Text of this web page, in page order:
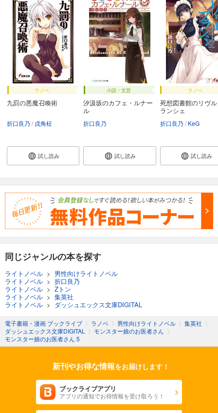
ラノベ
九罰の悪魔召喚術
折口良乃 戌角柾
試し読み
小説・文芸
汐汲坂のカフェ・ルナー
ル
折口良乃
試し読み
ラノベ
死想図書館のリヴ
ランシェ
折口良乃 KeG
試し読み
同じジャンルの本を探す
ライトノベル > 男性向けライトノベル
ライトノベル > 折口良乃
ライトノベル > Zトン
ライトノベル > 集英社
ライトノベル > ダッシュエックス文庫DIGITAL
電子書籍・漫画 ブックライブ 〉 ラノベ 〉 男性向けライトノベル 〉 集英社 〉
ダッシュエックス文庫DIGITAL
〉 モンスター娘のお医者さん 〉
モンスター娘のお医者さん 5
新刊やお得な情報をお届けします！
ブックライブアプリ
アプリの通知でお得情報を受け取ろう！